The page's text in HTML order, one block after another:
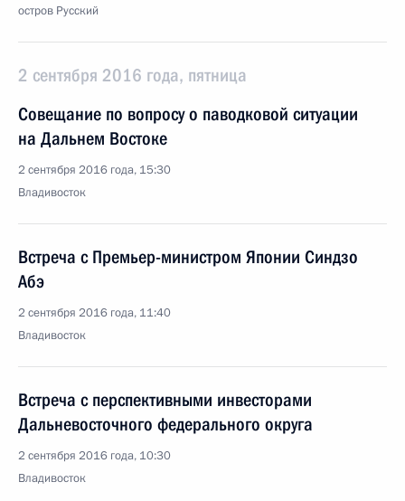
остров Русский
2 сентября 2016 года, пятница
Совещание по вопросу о паводковой ситуации
на Дальнем Востоке
2 сентября 2016 года, 15:30
Владивосток
Встреча с Премьер-министром Японии Синдзо
Абэ
2 сентября 2016 года, 11:40
Владивосток
Встреча с перспективными инвесторами
Дальневосточного федерального округа
2 сентября 2016 года, 10:30
Владивосток